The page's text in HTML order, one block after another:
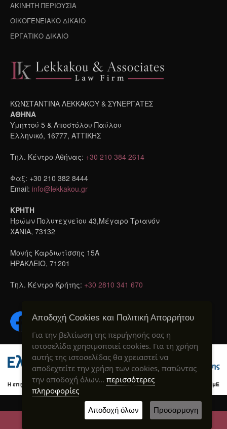
ΑΚΙΝΗΤΗ ΠΕΡΙΟΥΣΙΑ
ΟΙΚΟΓΕΝΕΙΑΚΟ ΔΙΚΑΙΟ
ΕΡΓΑΤΙΚΟ ΔΙΚΑΙΟ
ΚΩΝΣΤΑΝΤΙΝΑ ΛΕΚΚΑΚΟΥ & ΣΥΝΕΡΓΑΤΕΣ
ΑΘΗΝΑ
Υμηττού 5 & Αποστόλου Παύλου
Ελληνικό, 16777, ΑΤΤΙΚΗΣ
Τηλ. Κέντρο Αθήνας: +30 210 384 2614
Φαξ: +30 210 382 8444
Email: info@lekkakou.gr
ΚΡΗΤΗ
Ηρώων Πολυτεχνείου 43,Μέγαρο Τριανόν
ΧΑΝΙΑ, 73132
Μονής Καρδιωτίσσης 15A
ΗΡΑΚΛΕΙΟ, 71201
Τηλ. Κέντρο Κρήτης: +30 2810 341 670
Created by webIQ ® 2020
Αποδοχή Cookies και Πολιτική Απορρήτου
Για την βελτίωση της περιήγησής σας η
ιστοσελίδα χρησιμοποιεί cookies. Για τη χρήση
αυτής της ιστοσελίδας θα χρειαστεί να
αποδεχτείτε την χρήση των cookies, πατώντας
την αποδοχή όλων… περισσότερες
πληροφορίες
Αποδοχή όλων Προσαρμογη